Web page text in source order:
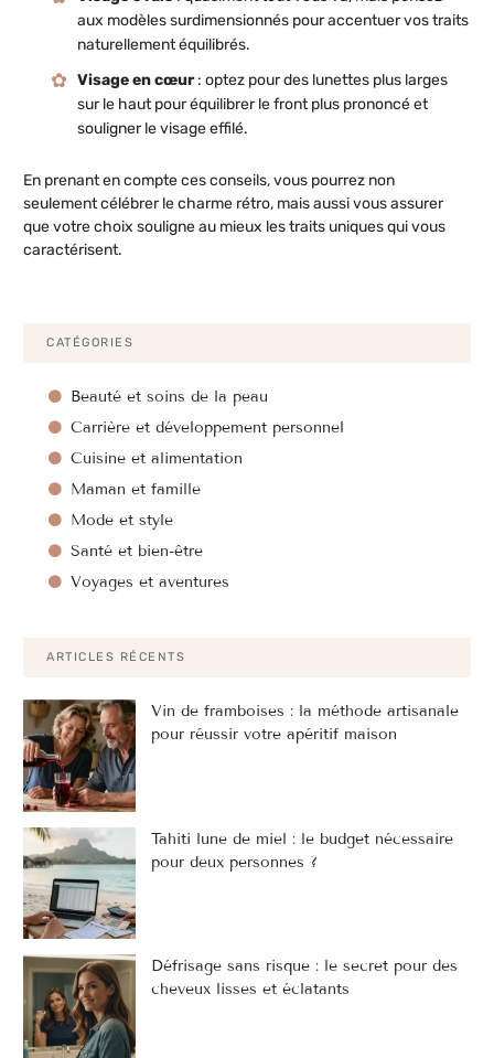
aux modèles surdimensionnés pour accentuer vos traits
naturellement équilibrés.
Visage en cœur: optez pour des lunettes plus larges
sur le haut pour équilibrer le front plus prononcé et
souligner le visage effilé.
En prenant en compte ces conseils, vous pourrez non
seulement célébrer le charme rétro, mais aussi vous assurer
que votre choix souligne au mieux les traits uniques qui vous
caractérisent.
CATÉGORIES
Beauté et soins de la peau
Carrière et développement personnel
Cuisine et alimentation
Maman et famille
Mode et style
Santé et bien-être
Voyages et aventures
ARTICLES RÉCENTS
Vin de framboises : la méthode artisanale
pour réussir votre apéritif maison
Tahiti lune de miel : le budget nécessaire
pour deux personnes ?
Défrisage sans risque : le secret pour des
cheveux lisses et éclatants